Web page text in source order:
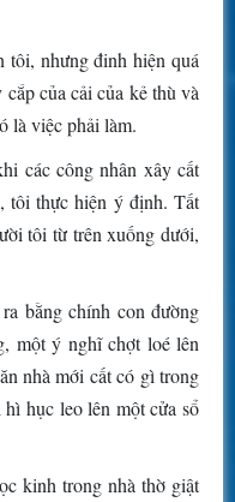
tôi, nhưng đinh hiện quá
của cải của kẻ thù và
là việc phải làm.
các công nhân xây cất
tôi thực hiện ý định. Tất
tôi từ trên xuống dưới,
bằng chính con đường
một ý nghĩ chợt loé lên
nhà mới cất có gì trong
hục leo lên một cửa sổ
kinh trong nhà thờ giật